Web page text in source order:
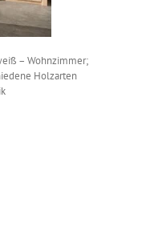
– Wohnzimmer;
Holzarten